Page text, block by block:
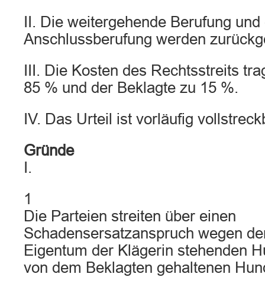
II. Die weitergehende Berufung und
Anschlussberufung werden
III. Die Kosten des Rechtsstreits
85 % und der Beklagte zu 15 %.
IV. Das Urteil ist vorläufig
Gründe
I.
1
Die Parteien streiten über einen
Schadensersatzanspruch wegen
Eigentum der Klägerin stehenden
von dem Beklagten gehaltenen